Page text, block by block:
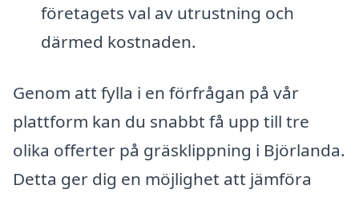
företagets val av utrustning och
därmed kostnaden.
Genom att fylla i en förfrågan på vår
plattform kan du snabbt få upp till tre
olika offerter på gräsklippning i Björlanda.
Detta ger dig en möjlighet att jämföra